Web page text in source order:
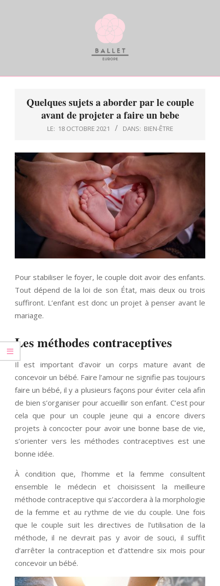
BALLETDEUROPE
Quelques sujets a aborder par le couple
avant de projeter a faire un bebe
LE: 18 OCTOBRE 2021 DANS: BIEN-ÊTRE
Pour stabiliser le foyer, le couple doit avoir des enfants.
Tout dépend de la loi de son État, mais deux ou trois
suffiront. L’enfant est donc un projet à penser avant le
mariage.
Les méthodes contraceptives
Il est important d’avoir un corps mature avant de
concevoir un bébé. Faire l’amour ne signifie pas toujours
faire un bébé, il y a plusieurs façons pour éviter cela afin
de bien s’organiser pour accueillir son enfant. C’est pour
cela que pour un couple jeune qui a encore divers
projets à concocter pour avoir une bonne base de vie,
s’orienter vers les méthodes contraceptives est une
bonne idée.
À condition que, l’homme et la femme consultent
ensemble le médecin et choisissent la meilleure
méthode contraceptive qui s’accordera à la morphologie
de la femme et au rythme de vie du couple. Une fois
que le couple suit les directives de l’utilisation de la
méthode, il ne devrait pas y avoir de souci, il suffit
d’arrêter la contraception et d’attendre six mois pour
concevoir un bébé.